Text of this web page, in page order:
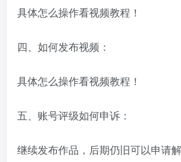
具体怎么操作看视频教程！
四、如何发布视频：
具体怎么操作看视频教程！
五、账号评级如何申诉：
继续发布作品，后期仍旧可以申请